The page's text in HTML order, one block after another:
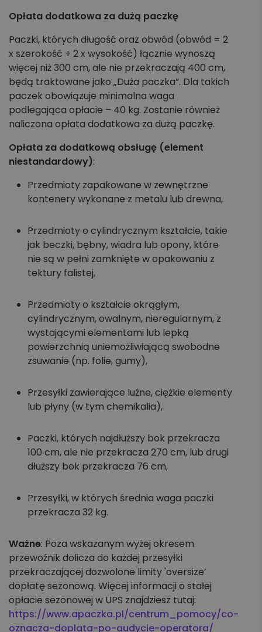
Opłata dodatkowa za dużą paczkę
Paczki, których długość oraz obwód (obwód = 2
x szerokość + 2 x wysokość) łącznie wynoszą
więcej niż 300 cm, ale nie przekraczają 400 cm,
będą traktowane jako „Duża paczka”. Dla takich
paczek obowiązuje minimalna waga
podlegająca opłacie – 40 kg. Zostanie również
naliczona opłata dodatkowa za dużą paczkę.
Opłata za dodatkową obsługę (element
niestandardowy):
Przedmioty zapakowane w zewnętrzne
kontenery wykonane z metalu lub drewna,
Przedmioty o cylindrycznym kształcie, takie
jak beczki, bębny, wiadra lub opony, które
nie są w pełni zamknięte w opakowaniu z
tektury falistej,
Przedmioty o kształcie okrągłym,
cylindrycznym, owalnym, nieregularnym, z
wystającymi elementami lub lepką
powierzchnią uniemożliwiającą swobodne
zsuwanie (np. folie, gumy),
Przesyłki zawierające luźne, ciężkie elementy
lub płyny (w tym chemikalia),
Paczki, których najdłuższy bok przekracza
100 cm, ale nie przekracza 270 cm, lub drugi
dłuższy bok przekracza 76 cm,
Przesyłki, w których średnia waga paczki
przekracza 32 kg.
Ważne: Poza wskazanym wyżej okresem
przewoźnik dolicza do każdej przesyłki
przekraczającej dozwolone limity 'oversize’
dopłatę sezonową. Więcej informacji o stałej
opłacie sezonowej w UPS znajdziesz tutaj:
https://www.apaczka.pl/centrum_pomocy/co-
oznacza-doplata-po-audycie-operatora/